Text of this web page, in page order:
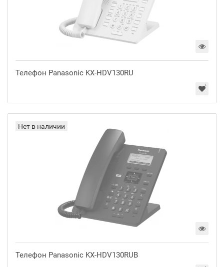
Телефон Panasonic KX-HDV130RU
Нет в наличии
Телефон Panasonic KX-HDV130RUB